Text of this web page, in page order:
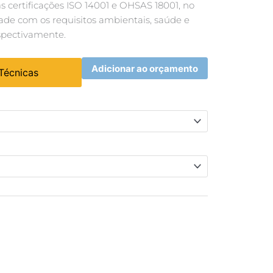
ISO 14001 e OHSAS 18001, no
com os requisitos ambientais, saúde e
Adicionar ao orçamento